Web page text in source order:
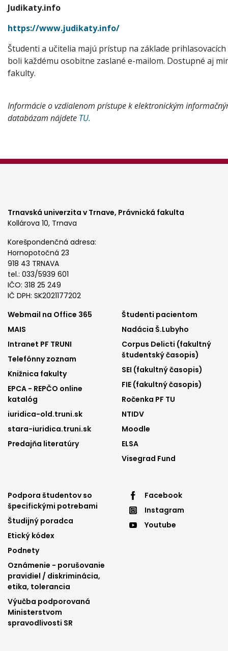
Judikaty.info
https://www.judikaty.info/
Študenti a učitelia majú prístup na základe
boli každému osobitne zaslané e-mailom. Dostupné aj
fakulty.
Informácie o vzdialenom prístupe k elektronickým
databázam nájdete TU.
Trnavská univerzita v Trnave, Právnická fakulta
Kollárova 10, Trnava
Korešpondenčná adresa:
Hornopotočná 23
918 43 TRNAVA
tel.: 033/5939 601
IČO: 318 25 249
IČ DPH: SK2021177202
Footer
menu
1
Webmail na Office 365
MAIS
Intranet PF TRUNI
Telefónny zoznam
Knižnica fakulty
EPCA - REPČO online
katalóg
iuridica-old.truni.sk
stara-iuridica.truni.sk
Predajňa literatúry
Footer
menu
2
Študenti pacientom
Nadácia Š.Lubyho
Corpus Delicti (fakultný
študentský časopis)
SEI (fakultný časopis)
FIE (fakultný časopis)
Ročenka PF TU
NTIDV
Moodle
ELSA
Visegrad Fund
Footer
menu
3
Podpora študentov so
špecifickými potrebami
Študijný poradca
Etický kódex
Podnety
Oznámenie - porušovanie
pravidiel / diskriminácia,
etika, tolerancia
Výučba podporovaná
Ministerstvom
spravodlivosti SR
Footer
menu
Facebook
Instagram
Youtube